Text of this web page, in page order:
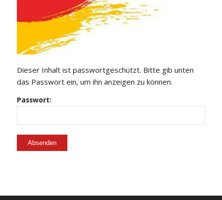
Dieser Inhalt ist passwortgeschützt. Bitte gib unten
das Passwort ein, um ihn anzeigen zu können.
Passwort: